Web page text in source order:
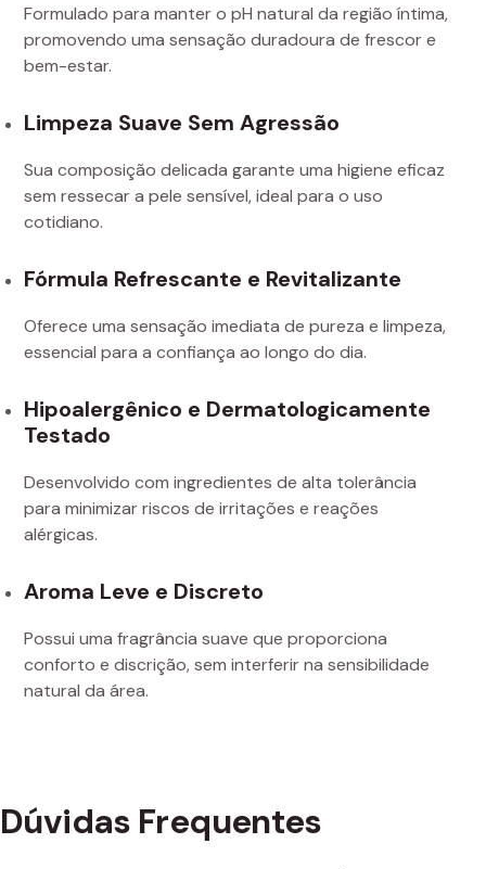
Formulado para manter o pH natural da região íntima,
promovendo uma sensação duradoura de frescor e
bem-estar.
Limpeza Suave Sem Agressão
Sua composição delicada garante uma higiene eficaz
sem ressecar a pele sensível, ideal para o uso
cotidiano.
Fórmula Refrescante e Revitalizante
Oferece uma sensação imediata de pureza e limpeza,
essencial para a confiança ao longo do dia.
Hipoalergênico e Dermatologicamente
Testado
Desenvolvido com ingredientes de alta tolerância
para minimizar riscos de irritações e reações
alérgicas.
Aroma Leve e Discreto
Possui uma fragrância suave que proporciona
conforto e discrição, sem interferir na sensibilidade
natural da área.
Dúvidas Frequentes